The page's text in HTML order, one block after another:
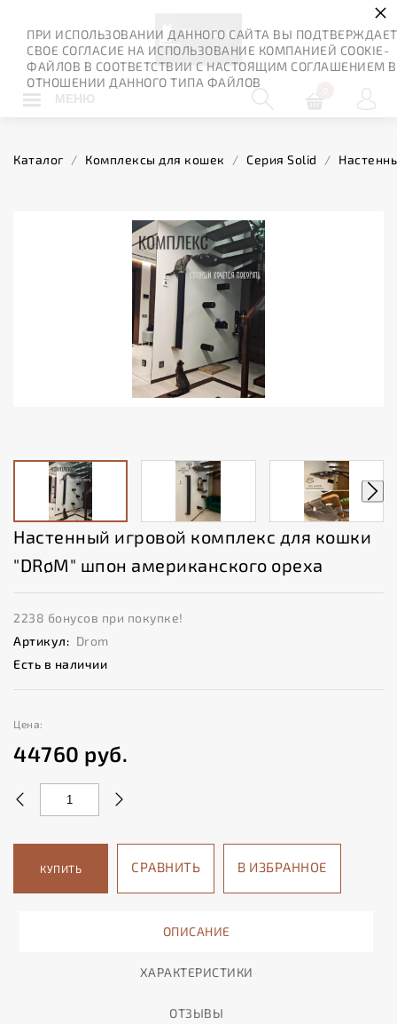
МЕНЮ
Каталог / Комплексы для кошек / Серия Solid /
Настенный игровой комплекс для кошки
"DRøM" шпон американского ореха
2238 бонусов при покупке!
Артикул: Drom
Есть в наличии
Цена:
44760 руб.
КУПИТЬ СРАВНИТЬ В ИЗБРАННОЕ
ОПИСАНИЕ
ХАРАКТЕРИСТИКИ
ОТЗЫВЫ
ПРИ ИСПОЛЬЗОВАНИИ ДАННОГО САЙТА ВЫ
СВОЕ СОГЛАСИЕ НА ИСПОЛЬЗОВАНИЕ КОМПАНИЕЙ COOKIE-
ФАЙЛОВ В СООТВЕТСТВИИ С НАСТОЯЩИМ СОГЛАШЕНИЕМ В
ОТНОШЕНИИ ДАННОГО ТИПА ФАЙЛОВ
×